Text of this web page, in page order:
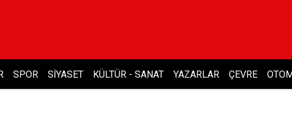
SPOR SIYASET KÜLTÜR - SANAT YAZARLAR ÇEVRE